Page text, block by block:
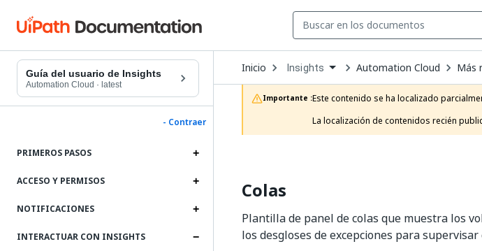
Guía del usuario de Insights
Automation Cloud · latest
- Contraer
PRIMEROS PASOS
ACCESO Y PERMISOS
NOTIFICACIONES
INTERACTUAR CON INSIGHTS
Inicio Open
Dropdown
to
choose
product
Insights Automation Cloud Más
Importante :Este contenido se ha localizado
La localización de contenidos recién
Colas
Plantilla de panel de colas que muestra los
los desgloses de excepciones para